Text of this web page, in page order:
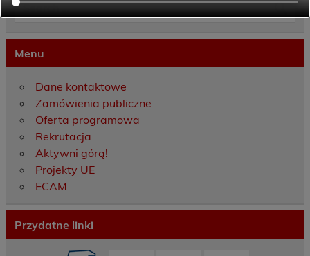
Menu
Dane kontaktowe
Zamówienia publiczne
Oferta programowa
Rekrutacja
Aktywni górą!
Projekty UE
ECAM
Przydatne linki